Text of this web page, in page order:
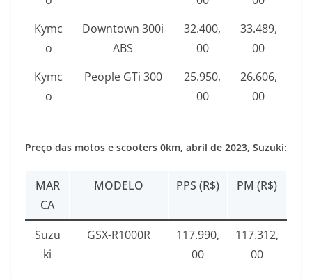
Kymc
o
Downtown 300i
ABS
32.400,
00
33.489,
00
Kymc
o
People GTi 300
25.950,
00
26.606,
00
Preço das motos e scooters 0km, abril de 2023, Suzuki:
MAR
CA
MODELO PPS (R$) PM (R$)
Suzu
ki
GSX-R1000R
117.990,
00
117.312,
00